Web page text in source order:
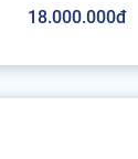
18.000.000đ